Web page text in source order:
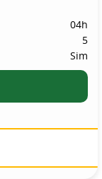
04h
5
Sim